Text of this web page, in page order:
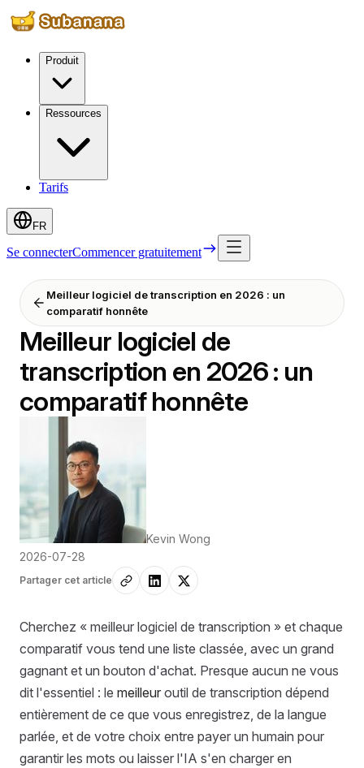
Produit
Ressources
Tarifs
FR
Se connecterCommencer gratuitement
Meilleur logiciel de transcription en 2026 : un
comparatif honnête
Meilleur logiciel de
transcription en 2026 : un
comparatif honnête
Kevin Wong
2026-07-28
Partager cet article
Cherchez « meilleur logiciel de transcription » et chaque
comparatif vous tend une liste classée, avec un grand
gagnant et un bouton d'achat. Presque aucun ne vous
dit l'essentiel : le meilleur outil de transcription dépend
entièrement de ce que vous enregistrez, de la langue
parlée, et de votre choix entre payer un humain pour
garantir les mots ou laisser l'IA s'en charger en